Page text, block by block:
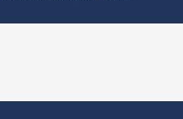
שמידע קריטי זורם בזמן
ועד הנהלת חשבונות,